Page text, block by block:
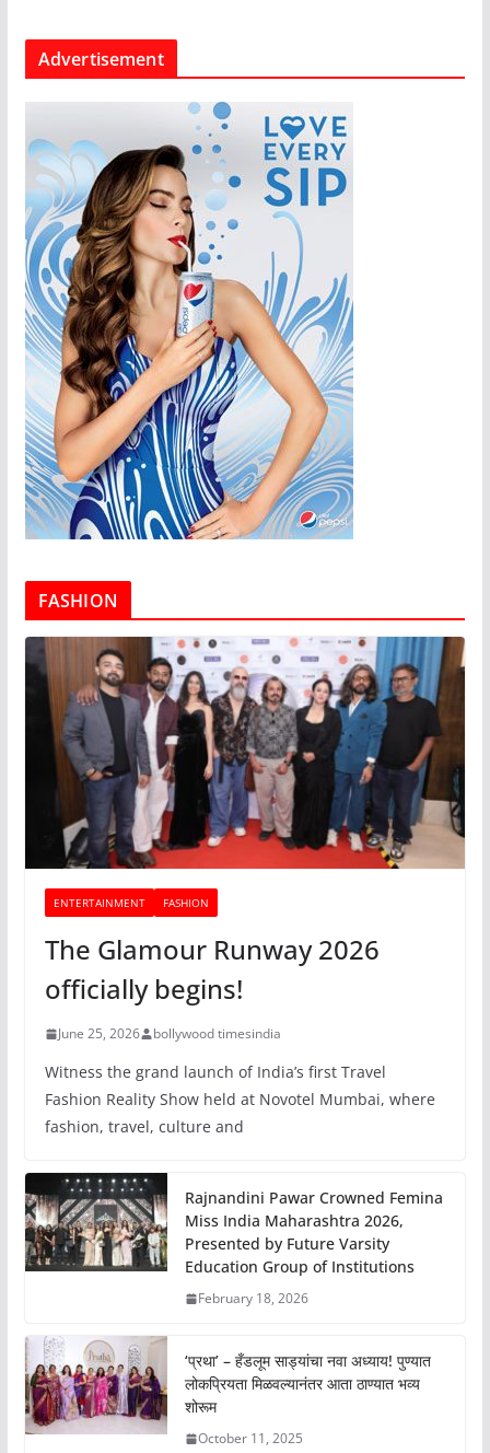
Advertisement
FASHION
ENTERTAINMENT FASHION
The Glamour Runway 2026
officially begins!
June 25, 2026 bollywood timesindia
Witness the grand launch of India’s first Travel
Fashion Reality Show held at Novotel Mumbai, where
fashion, travel, culture and
Rajnandini Pawar Crowned Femina
Miss India Maharashtra 2026,
Presented by Future Varsity
Education Group of Institutions
February 18, 2026
‘प्रथा’ – हँडलूम साड्यांचा नवा अध्याय! पुण्यात
लोकप्रियता मिळवल्यानंतर आता ठाण्यात भव्य
शोरूम
October 11, 2025